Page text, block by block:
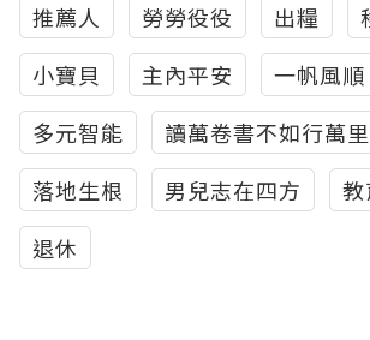
推薦人
勞勞役役 出糧
小寶貝
主內平安
一帆風順
多元智能
讀萬卷書不如行萬
落地生根
男兒志在四方
退休